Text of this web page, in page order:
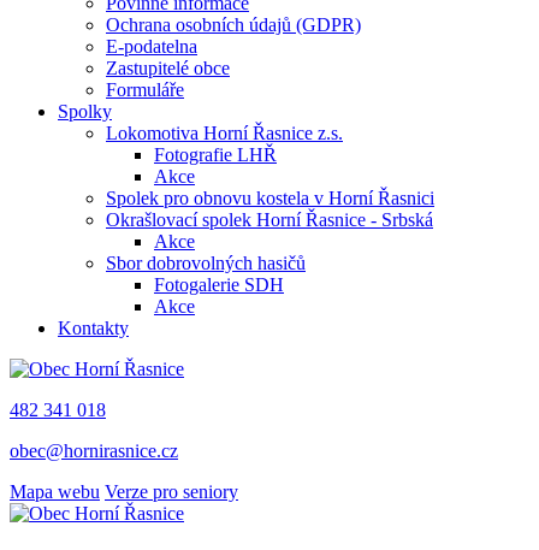
Ochrana osobních údajů (GDPR)
E-podatelna
Zastupitelé obce
Formuláře
Spolky
Lokomotiva Horní Řasnice z.s.
Fotografie LHŘ
Akce
Spolek pro obnovu kostela v Horní Řasnici
Okrašlovací spolek Horní Řasnice - Srbská
Akce
Sbor dobrovolných hasičů
Fotogalerie SDH
Akce
Kontakty
482 341 018
obec@hornirasnice.cz
Mapa webu Verze pro seniory